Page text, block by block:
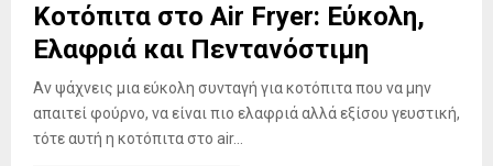
Κοτόπιτα στο Air Fryer: Εύκολη,
Ελαφριά και Πεντανόστιμη
Αν ψάχνεις μια εύκολη συνταγή για κοτόπιτα που να μην
απαιτεί φούρνο, να είναι πιο ελαφριά αλλά εξίσου γευστική,
τότε αυτή η κοτόπιτα στο air...